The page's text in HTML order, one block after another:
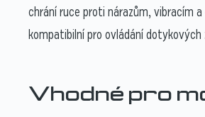
chrání ruce proti nárazům, vibracím
kompatibilní pro ovládání
Vhodné pro